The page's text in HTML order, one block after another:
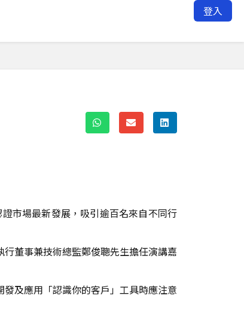
登入
市場最新發展，吸引逾百名來自不同行
董事兼技術總監鄭俊聰先生擔任演講嘉
及應用「認識你的客戶」工具時應注意